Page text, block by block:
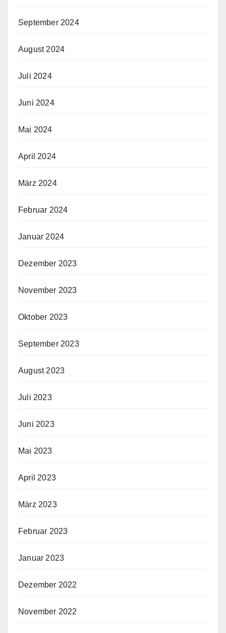
September 2024
August 2024
Juli 2024
Juni 2024
Mai 2024
April 2024
März 2024
Februar 2024
Januar 2024
Dezember 2023
November 2023
Oktober 2023
September 2023
August 2023
Juli 2023
Juni 2023
Mai 2023
April 2023
März 2023
Februar 2023
Januar 2023
Dezember 2022
November 2022